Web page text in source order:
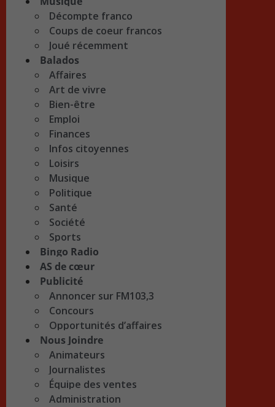
Décompte franco
Coups de coeur francos
Joué récemment
Balados
Affaires
Art de vivre
Bien-être
Emploi
Finances
Infos citoyennes
Loisirs
Musique
Politique
Santé
Société
Sports
Bingo Radio
AS de cœur
Publicité
Annoncer sur FM103,3
Concours
Opportunités d’affaires
Nous Joindre
Animateurs
Journalistes
Équipe des ventes
Administration